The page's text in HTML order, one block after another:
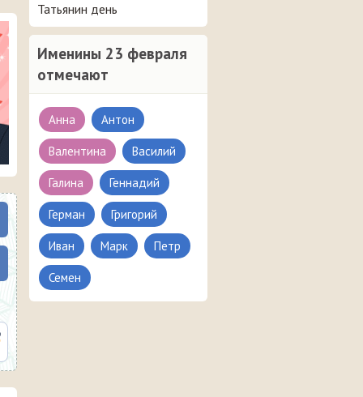
Татьянин день
Именины 23 февраля
отмечают
Анна Антон
Валентина Василий
Галина Геннадий
Герман Григорий
Иван Марк Петр
Семен